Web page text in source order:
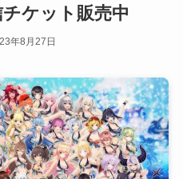
ケット販売中
年8月27日